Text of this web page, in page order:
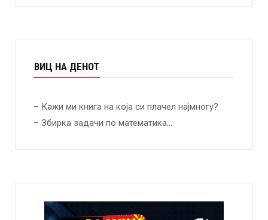
ВИЦ НА ДЕНОТ
– Кажи ми книга на која си плачел најмногу?
– Збирка задачи по математика…